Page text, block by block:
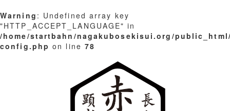
Warning : Undefined array key
"HTTP_ACCEPT_LANGUAGE" in
/home/startbahn/nagakubosekisui.org/
config.php on line 78